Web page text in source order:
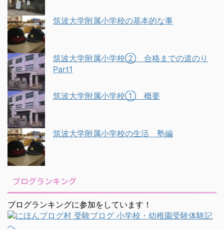
筑波大学附属小学校の基本的な事
筑波大学附属小学校② 合格までの道のり
Part1
筑波大学附属小学校① 概要
筑波大学附属小学校の生活 塾編
ブログランキング
ブログランキングに参加をしています！